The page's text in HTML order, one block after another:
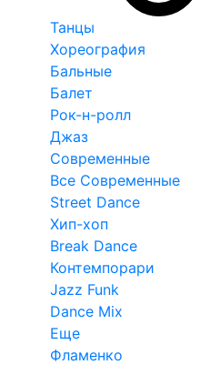
Танцы
Хореография
Бальные
Балет
Рок-н-ролл
Джаз
Современные
Все Современные
Street Dance
Хип-хоп
Break Dance
Контемпорари
Jazz Funk
Dance Mix
Еще
Фламенко